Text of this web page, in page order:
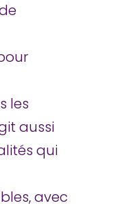
les
aussi
qui
avec